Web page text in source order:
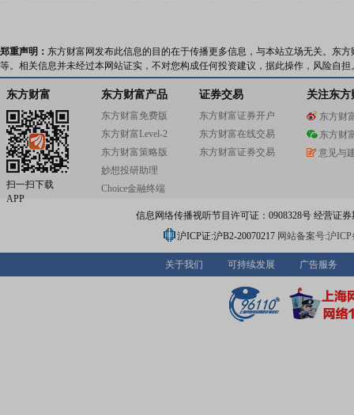
郑重声明： 东方财富网发布此信息的目的在于传播更多信息，与本站立场无关。东
等。相关信息并未经过本网站证实，不对您构成任何投资建议，据此操作，风险自担